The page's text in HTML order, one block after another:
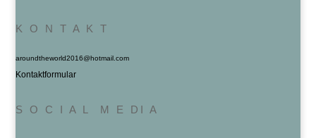
K O N T A K T
aroundtheworld2016@hotmail.com
Kontaktformular
S O C I A L M E DI A